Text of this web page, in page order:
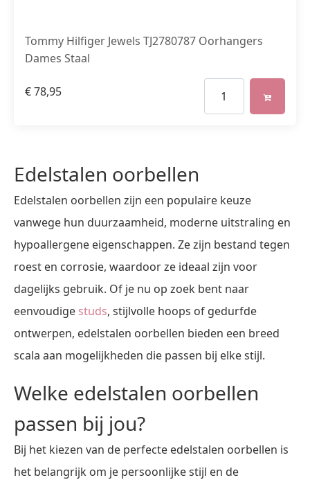
Tommy Hilfiger Jewels TJ2780787 Oorhangers
Dames Staal
€78,95
Edelstalen oorbellen
Edelstalen oorbellen zijn een populaire keuze
vanwege hun duurzaamheid, moderne uitstraling en
hypoallergene eigenschappen. Ze zijn bestand tegen
roest en corrosie, waardoor ze ideaal zijn voor
dagelijks gebruik. Of je nu op zoek bent naar
eenvoudige studs, stijlvolle hoops of gedurfde
ontwerpen, edelstalen oorbellen bieden een breed
scala aan mogelijkheden die passen bij elke stijl.
Welke edelstalen oorbellen
passen bij jou?
Bij het kiezen van de perfecte edelstalen oorbellen is
het belangrijk om je persoonlijke stijl en de